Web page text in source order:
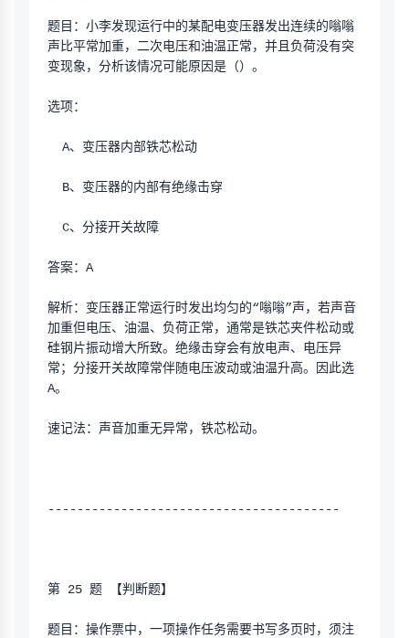
题目：小李发现运行中的某配电变压器发出连续的嗡嗡
声比平常加重，二次电压和油温正常，并且负荷没有突
变现象，分析该情况可能原因是（）。
选项：
  A、变压器内部铁芯松动
  B、变压器的内部有绝缘击穿
  C、分接开关故障
答案：A
解析：变压器正常运行时发出均匀的“嗡嗡”声，若声音
加重但电压、油温、负荷正常，通常是铁芯夹件松动或
硅钢片振动增大所致。绝缘击穿会有放电声、电压异
常；分接开关故障常伴随电压波动或油温升高。因此选
A。
速记法：声音加重无异常，铁芯松动。
----------------------------------------
第 25 题 【判断题】
题目：操作票中，一项操作任务需要书写多页时，须注